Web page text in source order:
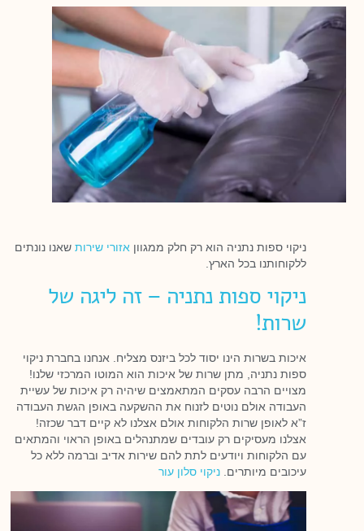
ניקוי ספות נתניה הוא רק חלק ממגוון אזורי שירותשאנו נונתים
ללקוחותנו בכל הארץ.
ניקוי ספות נתניה – זה ליגה של
שרות!
איכות בשרות הינו יסוד לכל ביזנס מצליח. אנחנו בחברת ניקוי
ספות נתניה, מתן שרות של איכות הוא המוטו המרכזי שלנו!
מצויים הרבה עסקים המתאמצים שיהיה רק איכות של עשיית
העבודה אולם נוטים לזנוח את ההשקעה באופן הגשת העבודה
ז”א לאופן שרות הלקוחות אולם אצלנו לא קיים דבר שכזה!
אצלנו מעסיקים רק עובדים שמתנהלים באופן הראוי והמתאים
עם הלקוחות ויודעים לתת להם שירות אדיב וברמה ללא כל
עיכובים מיותרים. ניקוי סלון עור